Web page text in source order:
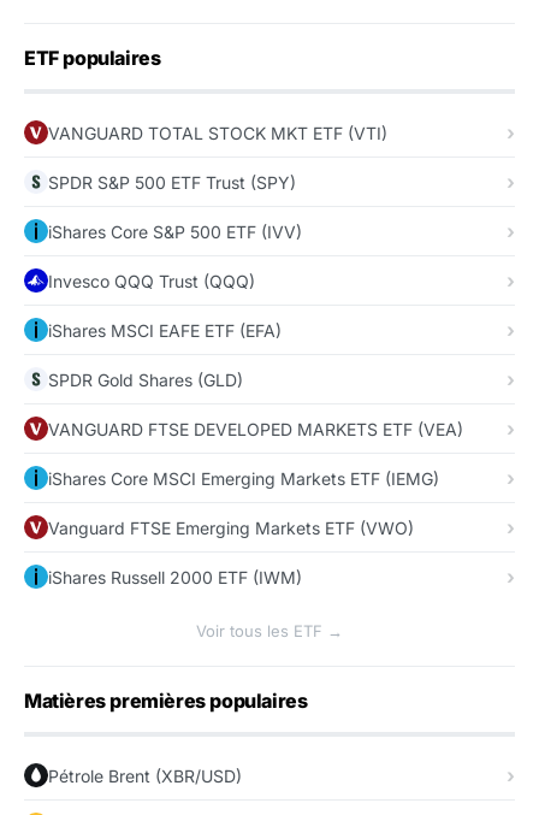
ETF populaires
VANGUARD TOTAL STOCK MKT ETF (VTI)
SPDR S&P 500 ETF Trust (SPY)
iShares Core S&P 500 ETF (IVV)
Invesco QQQ Trust (QQQ)
iShares MSCI EAFE ETF (EFA)
SPDR Gold Shares (GLD)
VANGUARD FTSE DEVELOPED MARKETS ETF (VEA)
iShares Core MSCI Emerging Markets ETF (IEMG)
Vanguard FTSE Emerging Markets ETF (VWO)
iShares Russell 2000 ETF (IWM)
Voir tous les ETF →
Matières premières populaires
Pétrole Brent (XBR/USD)